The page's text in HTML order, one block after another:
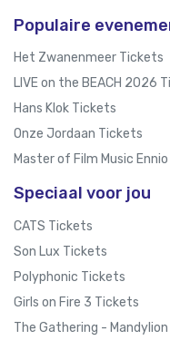
Populaire
Het Zwanenmeer Tickets
LIVE on the BEACH 2026
Hans Klok Tickets
Onze Jordaan Tickets
Master of Film Music
Speciaal voor jou
CATS Tickets
Son Lux Tickets
Polyphonic Tickets
Girls on Fire 3 Tickets
The Gathering -